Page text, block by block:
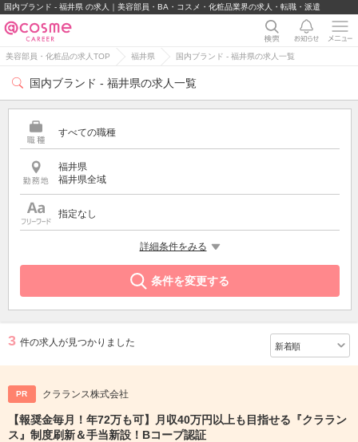
国内ブランド - 福井県 の求人｜美容部員・BA・コスメ・化粧品業界の求人・転職・派遣
美容部員・化粧品の求人TOP 福井県 国内ブランド - 福井県の求人一覧
国内ブランド - 福井県の求人一覧
すべての職種
福井県
福井県全域
指定なし
詳細条件をみる
条件を変更する
3 件の求人が見つかりました
PR クラランス株式会社
【報奨金毎月！年72万も可】月収40万円以上も目指せる『クララン
ス』制度刷新＆手当新設！Bコープ認証